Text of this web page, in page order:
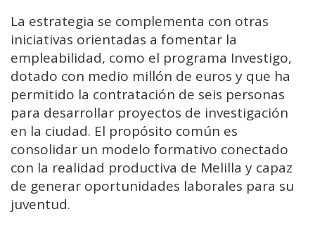
La estrategia se complementa con otras
iniciativas orientadas a fomentar la
empleabilidad, como el programa Investigo,
dotado con medio millón de euros y que ha
permitido la contratación de seis personas
para desarrollar proyectos de investigación
en la ciudad. El propósito común es
consolidar un modelo formativo conectado
con la realidad productiva de Melilla y capaz
de generar oportunidades laborales para su
juventud.